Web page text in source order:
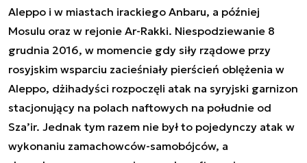
Aleppo i w miastach irackiego Anbaru, a później
Mosulu oraz w rejonie Ar-Rakki. Niespodziewanie 8
grudnia 2016, w momencie gdy siły rządowe przy
rosyjskim wsparciu zacieśniały pierścień oblężenia w
Aleppo, dżihadyści rozpoczęli atak na syryjski garnizon
stacjonujący na polach naftowych na południe od
Sza’ir. Jednak tym razem nie był to pojedynczy atak w
wykonaniu zamachowców-samobójców, a